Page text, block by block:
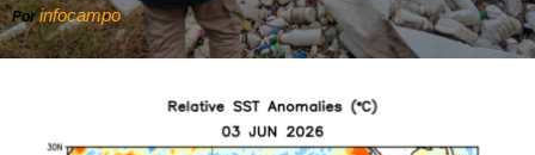
Porinfocampo